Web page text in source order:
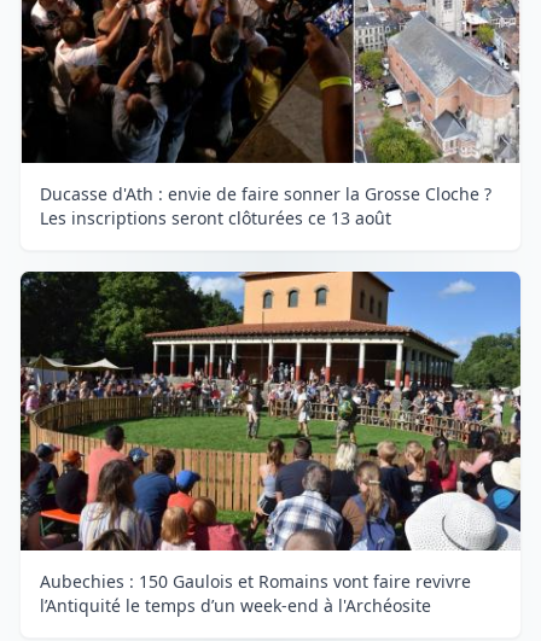
Ducasse d'Ath : envie de faire sonner la Grosse Cloche ?
Les inscriptions seront clôturées ce 13 août
Aubechies : 150 Gaulois et Romains vont faire revivre
l’Antiquité le temps d’un week-end à l'Archéosite